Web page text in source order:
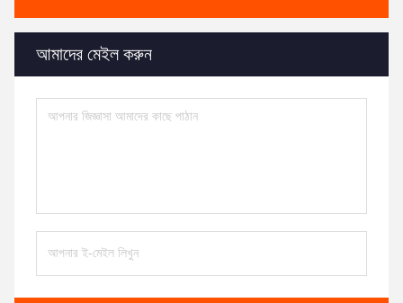
আমাদের মেইল ​​করুন